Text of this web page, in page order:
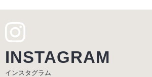
INSTAGRAM
インスタグラム